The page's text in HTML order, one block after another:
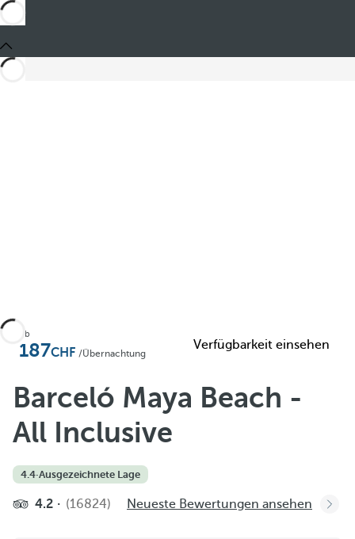
Teilen
Zu Favoriten hinzufügen
Weitere Fotos und Videos anzeigen
Ab
187 /Übernachtung
Verfügbarkeit einsehen
Barceló Maya Beach -
All Inclusive
4.4·Ausgezeichnete Lage
4.2 (16824) Neueste Bewertungen ansehen